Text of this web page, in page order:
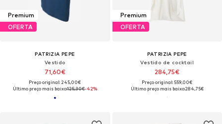
Premium
OFERTA
PATRIZIA PEPE
Vestido
71,60€
Preço original: 245,00€
Último preço mais baixo:125,30€-42%
Premium
OFERTA
PATRIZIA PEPE
Vestido de cocktail
284,75€
Preço original: 559,00€
Último preço mais baixo:284,75€